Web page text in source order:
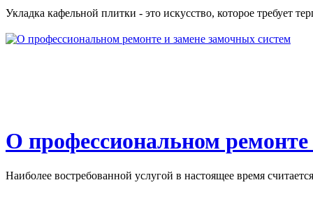
Укладка кафельной плитки - это искусство, которое требует
О профессиональном
Наиболее востребованной услугой в настоящее время